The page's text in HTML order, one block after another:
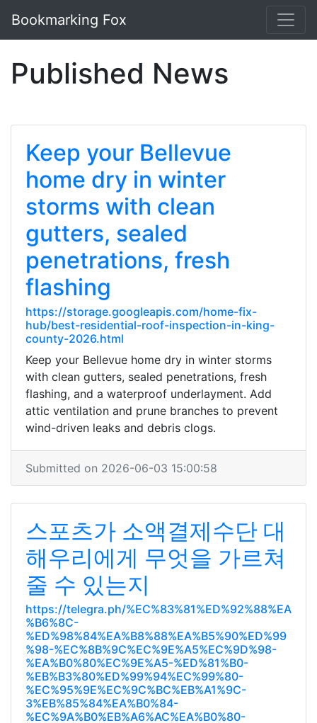
Bookmarking Fox
Published News
Keep your Bellevue
home dry in winter
storms with clean
gutters, sealed
penetrations, fresh
flashing
https://storage.googleapis.com/home-fix-
hub/best-residential-roof-inspection-in-king-
county-2026.html
Keep your Bellevue home dry in winter storms
with clean gutters, sealed penetrations, fresh
flashing, and a waterproof underlayment. Add
attic ventilation and prune branches to prevent
wind-driven leaks and debris clogs.
Submitted on 2026-06-03 15:00:58
스포츠가 소액결제수단 대
해우리에게 무엇을 가르쳐
줄 수 있는지
https://telegra.ph/%EC%83%81%ED%92%88%EA
%B6%8C-
%ED%98%84%EA%B8%88%EA%B5%90%ED%99
%98-%EC%8B%9C%EC%9E%A5%EC%9D%98-
%EA%B0%80%EC%9E%A5-%ED%81%B0-
%EB%B3%80%ED%99%94%EC%99%80-
%EC%95%9E%EC%9C%BC%EB%A1%9C-
3%EB%85%84%EA%B0%84-
%EC%9A%B0%EB%A6%AC%EA%B0%80-